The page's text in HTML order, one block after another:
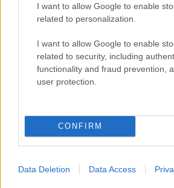
I want to allow Google to enable
related to personalization.
I want to allow Google to enable
related to security, including
functionality and fraud prevention,
user protection.
CONFIRM
Data Deletion Data Access
non solo grazie alla spinta filo-
movimento grillino.
Il tentativo è anche quello di
altre potenze regionali in una
a contrastare l’espansionismo
Popolare Cinese nei mari
sempre più potente flotta di
sinora consentito di scorrazzare